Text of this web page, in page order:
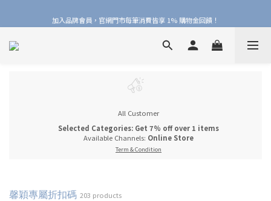
線上線下皆可累積 & 折抵購物金，再送 $50 入會禮
All Customer
Selected Categories: Get 7% off over 1 items
Available Channels: Online Store
Term & Condition
馨穎專屬折扣碼 203 products